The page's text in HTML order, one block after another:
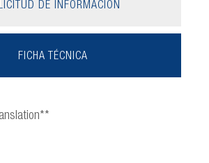
DE INFORMACIÓN
FICHA TÉCNICA